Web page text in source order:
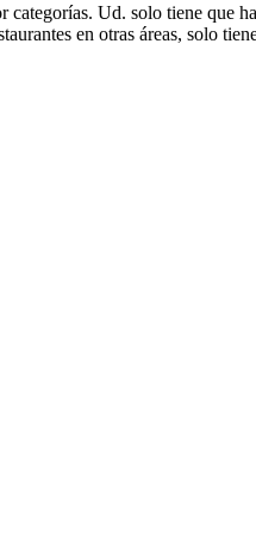
Ud. solo tiene que
en otras áreas, solo